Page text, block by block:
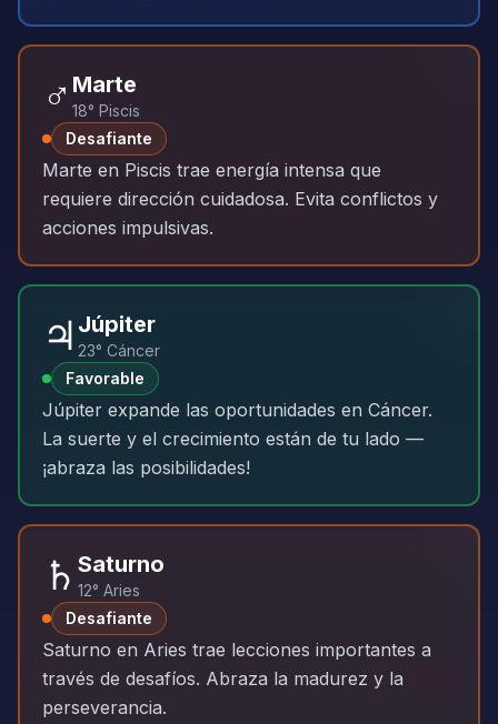
♂️ Marte
18° Piscis
Desafiante
Marte en Piscis trae energía intensa que
requiere dirección cuidadosa. Evita conflictos y
acciones impulsivas.
♃ Júpiter
23° Cáncer
Favorable
Júpiter expande las oportunidades en Cáncer.
La suerte y el crecimiento están de tu lado —
¡abraza las posibilidades!
♄ Saturno
12° Aries
Desafiante
Saturno en Aries trae lecciones importantes a
través de desafíos. Abraza la madurez y la
perseverancia.